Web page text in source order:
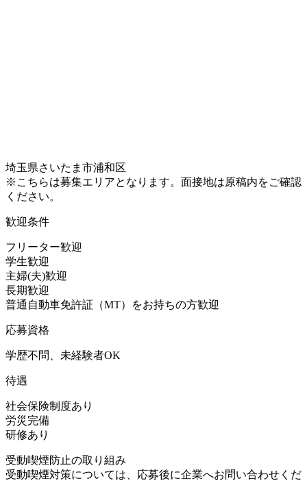
埼玉県さいたま市浦和区
※こちらは募集エリアとなります。面接地は原稿内をご確認
ください。
歓迎条件
フリーター歓迎
学生歓迎
主婦(夫)歓迎
長期歓迎
普通自動車免許証（MT）をお持ちの方歓迎
応募資格
学歴不問、未経験者OK
待遇
社会保険制度あり
労災完備
研修あり
受動喫煙防止の取り組み
受動喫煙対策については、応募後に企業へお問い合わせくだ